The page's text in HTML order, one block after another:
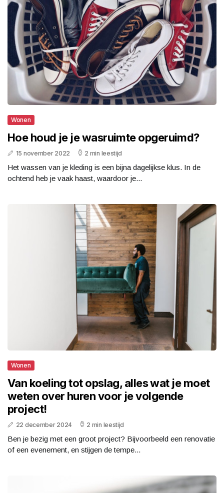
Wonen
Hoe houd je je wasruimte opgeruimd?
15 november 2022 2 min leestijd
Het wassen van je kleding is een bijna dagelijkse klus. In de
ochtend heb je vaak haast, waardoor je...
Wonen
Van koeling tot opslag, alles wat je moet
weten over huren voor je volgende
project!
22 december 2024 2 min leestijd
Ben je bezig met een groot project? Bijvoorbeeld een renovatie
of een evenement, en stijgen de tempe...